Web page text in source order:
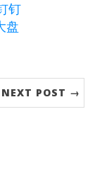
钉
盘
NEXT POST →